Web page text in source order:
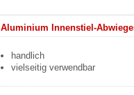
Aluminium Innenstiel-
handlich
vielseitig verwendbar